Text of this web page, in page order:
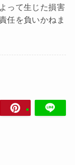
って生じた損害
任を負いかねま